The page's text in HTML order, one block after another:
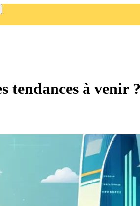
tendances à venir ?